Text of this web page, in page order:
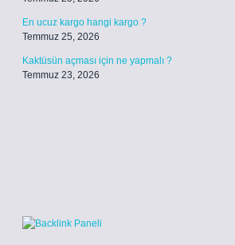
En ucuz kargo hangi kargo ?
Temmuz 25, 2026
Kaktüsün açması için ne yapmalı ?
Temmuz 23, 2026